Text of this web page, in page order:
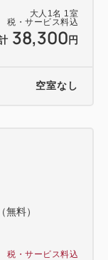
大人 1 名 1 室
税・サービス料込
38,300 円
空室なし
税・サービス料込
無料）